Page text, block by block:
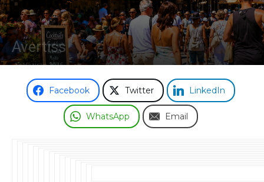
Odası
Avertiss
13 Haziran 2026
Facebook Twitter LinkedIn
WhatsApp Email